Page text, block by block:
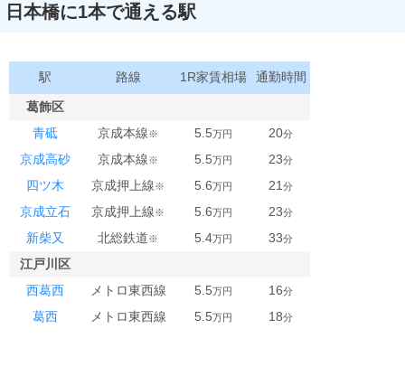
日本橋に1本で通える駅
駅 路線 1R家賃相場 通勤時間
葛飾区
青砥
京成本線※ 5.5万円 20分
京成高砂 京成本線※ 5.5万円 23分
四ツ木 京成押上線※ 5.6万円 21 分
京成立石 京成押上線※ 5.6万円 23分
新柴又 北総鉄道※ 5.4万円 33分
江戸川区
西葛西
メトロ東西線 5.5万円 16分
葛西 メトロ東西線 5.5万円 18分